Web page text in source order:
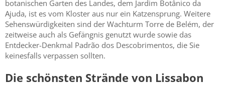
botanischen Garten des Landes, dem Jardim Botânico da
Ajuda, ist es vom Kloster aus nur ein Katzensprung. Weitere
Sehenswürdigkeiten sind der Wachturm Torre de Belém, der
zeitweise auch als Gefängnis genutzt wurde sowie das
Entdecker-Denkmal Padrão dos Descobrimentos, die Sie
keinesfalls verpassen sollten.
Die schönsten Strände von Lissabon